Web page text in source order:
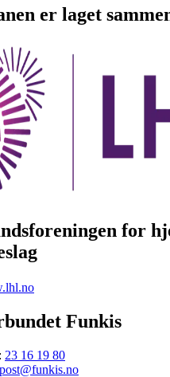
er laget
for
Funkis
23 16 19 80
post@funkis.no